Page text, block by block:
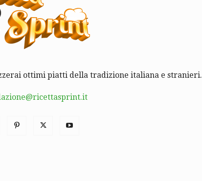
ottimi piatti della tradizione italiana e stranieri.